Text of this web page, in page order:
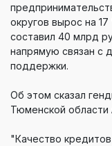
округов вырос на
составил 40 млрд
напрямую связан с
поддержки.
Об этом сказал
Тюменской
"Качество